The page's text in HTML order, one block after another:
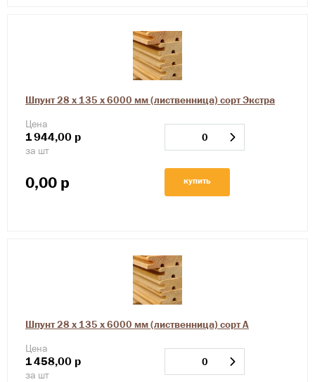
Шпунт 28 х 135 х 6000 мм (лиственница) сорт Экстра
Цена
1944,00 р
за шт
0,00 р купить
Шпунт 28 х 135 х 6000 мм (лиственница) сорт А
Цена
1458,00 р
за шт